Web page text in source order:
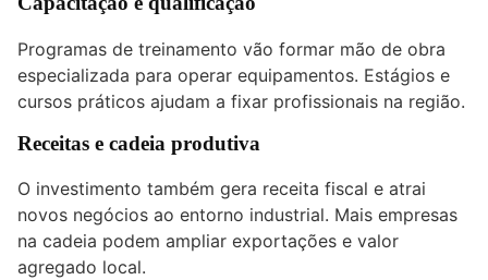
Programas de treinamento vão formar mão de obra
especializada para operar equipamentos. Estágios e
cursos práticos ajudam a fixar profissionais na região.
Receitas e cadeia produtiva
O investimento também gera receita fiscal e atrai
novos negócios ao entorno industrial. Mais empresas
na cadeia podem ampliar exportações e valor
agregado local.